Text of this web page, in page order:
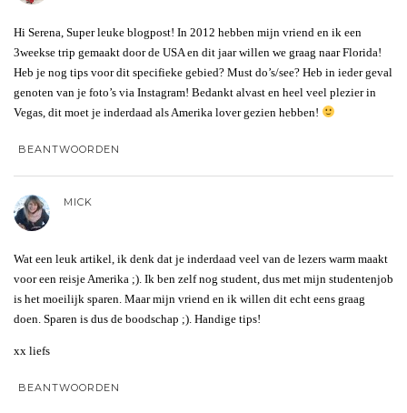
Hi Serena, Super leuke blogpost! In 2012 hebben mijn vriend en ik een
3weekse trip gemaakt door de USA en dit jaar willen we graag naar Florida!
Heb je nog tips voor dit specifieke gebied? Must do’s/see? Heb in ieder geval
genoten van je foto’s via Instagram! Bedankt alvast en heel veel plezier in
Vegas, dit moet je inderdaad als Amerika lover gezien hebben!
BEANTWOORDEN
MICK
Wat een leuk artikel, ik denk dat je inderdaad veel van de lezers warm maakt
voor een reisje Amerika ;). Ik ben zelf nog student, dus met mijn studentenjob
is het moeilijk sparen. Maar mijn vriend en ik willen dit echt eens graag
doen. Sparen is dus de boodschap ;). Handige tips!
xx liefs
BEANTWOORDEN